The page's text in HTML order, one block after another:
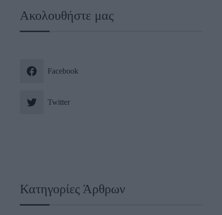
Ακολουθήστε μας
Facebook
Twitter
Κατηγορίες Άρθρων